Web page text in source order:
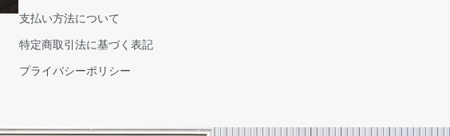
支払い方法について
特定商取引法に基づく表記
プライバシーポリシー